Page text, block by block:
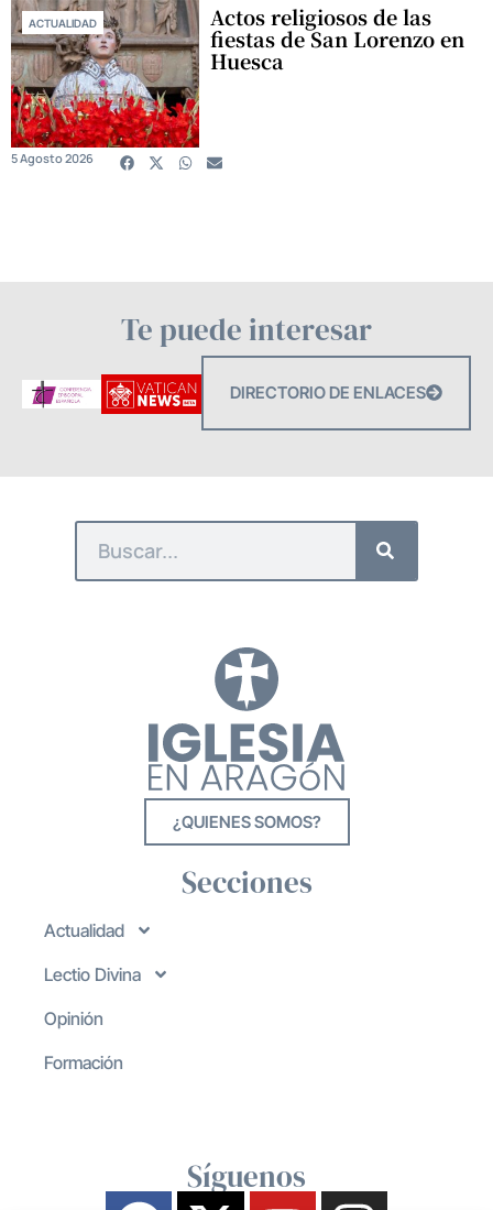
ACTUALIDAD Actos religiosos de las
fiestas de San Lorenzo en
Huesca
5 Agosto 2026
Te puede interesar
DIRECTORIO DE ENLACES
¿QUIENES SOMOS?
Secciones
Actualidad
Lectio Divina
Opinión
Formación
Síguenos